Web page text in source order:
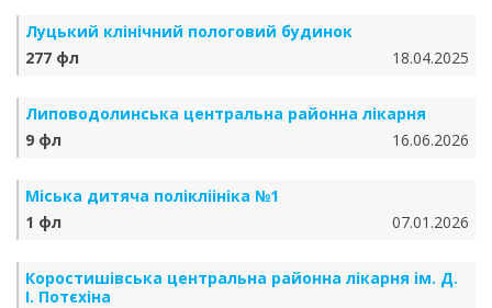
Луцький клінічний пологовий будинок
277 фл
18.04.2025
Липоводолинська центральна районна лікарня
9 фл
16.06.2026
Міська дитяча полікліініка №1
1 фл
07.01.2026
Коростишівська центральна районна лікарня ім. Д.
І. Потєхіна